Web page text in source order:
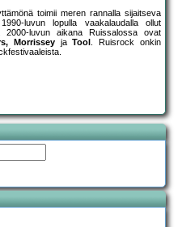
toimii meren rannalla sijaitseva
luvun lopulla vaakalaudalla ollut
2000-luvun aikana Ruissalossa ovat
MorrisseyjaTool . Ruisrock onkin